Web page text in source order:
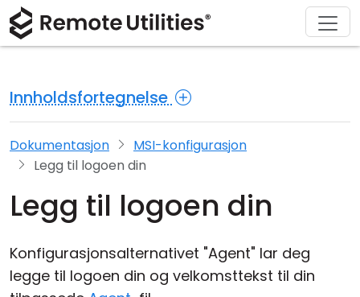
Innholdsfortegnelse
Dokumentasjon
MSI-konfigurasjon
Legg til logoen din
Legg til logoen din
Konfigurasjonsalternativet "Agent" lar deg
legge til logoen din og velkomsttekst til din
Produkt
Sikkerhet
Skjermbilder
Tilkoblingsmoduser
Uovervåket tilgang
Løsninger
Produksjon og detaljhandel
Helsevesen
Informasjonsteknologi
Last ned
macOS
Linux
Kjøp
Lisensassistent
Oppgrader lisensen din
Støtte
Dokumentasjon
Kunnskapsbase
Om
Presse-rom
Skriv en anmeldelse